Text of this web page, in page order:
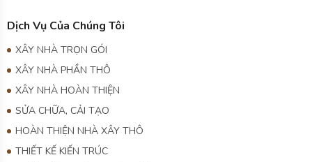
Dịch Vụ Của Chúng Tôi
XÂY NHÀ TRỌN GÓI
XÂY NHÀ PHẦN THÔ
XÂY NHÀ HOÀN THIỆN
SỬA CHỮA, CẢI TẠO
HOÀN THIỆN NHÀ XÂY THÔ
THIẾT KẾ KIẾN TRÚC